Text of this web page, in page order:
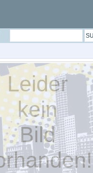
Leider
kein
Bild